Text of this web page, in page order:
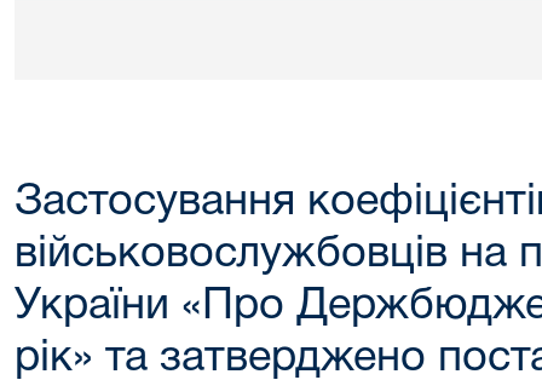
Застосування
військовослужбовців на
України «Про
рік» та затверджено